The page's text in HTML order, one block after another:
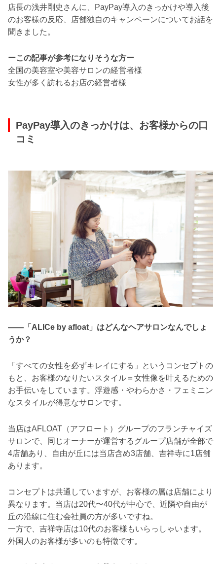
店長の浅井剛史さんに、PayPay導入のきっかけや導入後
のお客様の反応、店舗独自のキャンペーンについてお話を
聞きました。
ーこの記事が参考になりそうな方ー
全国の美容室や美容サロンの経営者様
女性が多く訪れるお店の経営者様
PayPay導入のきっかけは、お客様からの口
コミ
――「ALICe by afloat」はどんなヘアサロンなんでしょ
うか？
「すべての女性を必ずキレイにする」というコンセプトの
もと、お客様のなりたいスタイル＝女性像を叶えるための
お手伝いをしています。浮遊感・やわらかさ・フェミニン
なスタイルが得意なサロンです。
当店はAFLOAT（アフロート）グループのフランチャイズ
サロンで、同じオーナーが運営するグループ店舗が全部で
4店舗あり、自由が丘には当店含め3店舗、吉祥寺に1店舗
あります。
コンセプトは共通していますが、お客様の層は店舗により
異なります。当店は20代〜40代が中心で、近隣や自由が
丘の沿線に住む会社員の方が多いですね。
一方で、吉祥寺店は10代のお客様もいらっしゃいます。
外国人のお客様が多いのも特徴です。